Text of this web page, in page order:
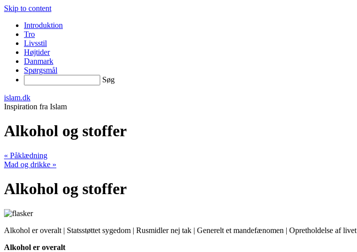
Skip to content
Introduktion
Tro
Livsstil
Højtider
Danmark
Spørgsmål
Søg
islam.dk
Inspiration fra Islam
Alkohol og stoffer
« Påklædning
Mad og drikke »
Alkohol og stoffer
Alkohol er overalt | Statsstøttet sygedom | Rusmidler nej tak | Generelt et mandefænomen | Opretholdelse af livet
Alkohol er overalt